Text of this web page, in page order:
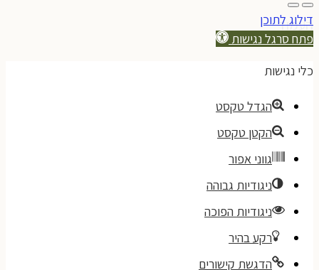
העמוד
דילוג לתוכן
פתח סרגל נגישות
כלי נגישות
הגדל טקסט
הקטן טקסט
גווני אפור
ניגודיות גבוהה
ניגודיות הפוכה
רקע בהיר
הדגשת קישורים